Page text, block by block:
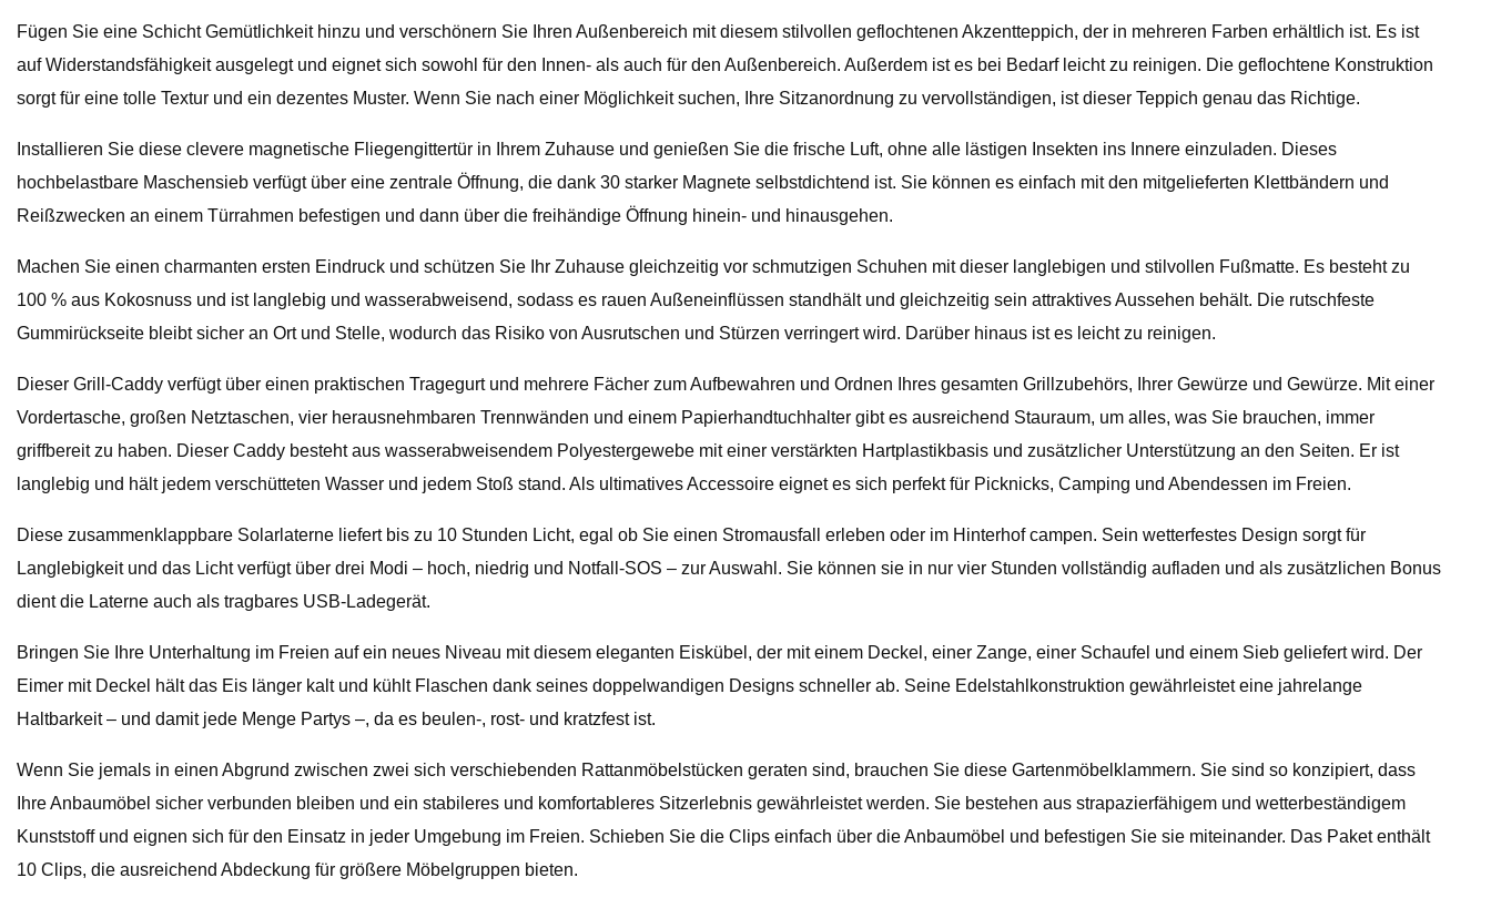
Fügen Sie eine Schicht Gemütlichkeit hinzu und verschönern Sie Ihren Außenbereich mit diesem stilvollen geflochtenen Akzentteppich, der in mehreren Farben erhältlich ist. Es ist
auf Widerstandsfähigkeit ausgelegt und eignet sich sowohl für den Innen- als auch für den Außenbereich. Außerdem ist es bei Bedarf leicht zu reinigen. Die geflochtene Konstruktion
sorgt für eine tolle Textur und ein dezentes Muster. Wenn Sie nach einer Möglichkeit suchen, Ihre Sitzanordnung zu vervollständigen, ist dieser Teppich genau das Richtige.
Installieren Sie diese clevere magnetische Fliegengittertür in Ihrem Zuhause und genießen Sie die frische Luft, ohne alle lästigen Insekten ins Innere einzuladen. Dieses
hochbelastbare Maschensieb verfügt über eine zentrale Öffnung, die dank 30 starker Magnete selbstdichtend ist. Sie können es einfach mit den mitgelieferten Klettbändern und
Reißzwecken an einem Türrahmen befestigen und dann über die freihändige Öffnung hinein- und hinausgehen.
Machen Sie einen charmanten ersten Eindruck und schützen Sie Ihr Zuhause gleichzeitig vor schmutzigen Schuhen mit dieser langlebigen und stilvollen Fußmatte. Es besteht zu
100 % aus Kokosnuss und ist langlebig und wasserabweisend, sodass es rauen Außeneinflüssen standhält und gleichzeitig sein attraktives Aussehen behält. Die rutschfeste
Gummirückseite bleibt sicher an Ort und Stelle, wodurch das Risiko von Ausrutschen und Stürzen verringert wird. Darüber hinaus ist es leicht zu reinigen.
Dieser Grill-Caddy verfügt über einen praktischen Tragegurt und mehrere Fächer zum Aufbewahren und Ordnen Ihres gesamten Grillzubehörs, Ihrer Gewürze und Gewürze. Mit einer
Vordertasche, großen Netztaschen, vier herausnehmbaren Trennwänden und einem Papierhandtuchhalter gibt es ausreichend Stauraum, um alles, was Sie brauchen, immer
griffbereit zu haben. Dieser Caddy besteht aus wasserabweisendem Polyestergewebe mit einer verstärkten Hartplastikbasis und zusätzlicher Unterstützung an den Seiten. Er ist
langlebig und hält jedem verschütteten Wasser und jedem Stoß stand. Als ultimatives Accessoire eignet es sich perfekt für Picknicks, Camping und Abendessen im Freien.
Diese zusammenklappbare Solarlaterne liefert bis zu 10 Stunden Licht, egal ob Sie einen Stromausfall erleben oder im Hinterhof campen. Sein wetterfestes Design sorgt für
Langlebigkeit und das Licht verfügt über drei Modi – hoch, niedrig und Notfall-SOS – zur Auswahl. Sie können sie in nur vier Stunden vollständig aufladen und als zusätzlichen Bonus
dient die Laterne auch als tragbares USB-Ladegerät.
Bringen Sie Ihre Unterhaltung im Freien auf ein neues Niveau mit diesem eleganten Eiskübel, der mit einem Deckel, einer Zange, einer Schaufel und einem Sieb geliefert wird. Der
Eimer mit Deckel hält das Eis länger kalt und kühlt Flaschen dank seines doppelwandigen Designs schneller ab. Seine Edelstahlkonstruktion gewährleistet eine jahrelange
Haltbarkeit – und damit jede Menge Partys –, da es beulen-, rost- und kratzfest ist.
Wenn Sie jemals in einen Abgrund zwischen zwei sich verschiebenden Rattanmöbelstücken geraten sind, brauchen Sie diese Gartenmöbelklammern. Sie sind so konzipiert, dass
Ihre Anbaumöbel sicher verbunden bleiben und ein stabileres und komfortableres Sitzerlebnis gewährleistet werden. Sie bestehen aus strapazierfähigem und wetterbeständigem
Kunststoff und eignen sich für den Einsatz in jeder Umgebung im Freien. Schieben Sie die Clips einfach über die Anbaumöbel und befestigen Sie sie miteinander. Das Paket enthält
10 Clips, die ausreichend Abdeckung für größere Möbelgruppen bieten.